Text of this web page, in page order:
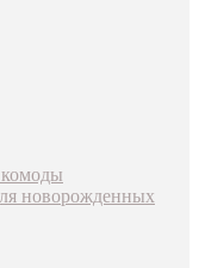
новорожденных